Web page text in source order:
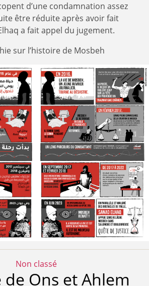
d’une condamnation assez
être réduite après avoir fait
a fait appel du jugement.
sur l’histoire de Mosbeh
Catégories
Non classé
de Ons et Ahlem